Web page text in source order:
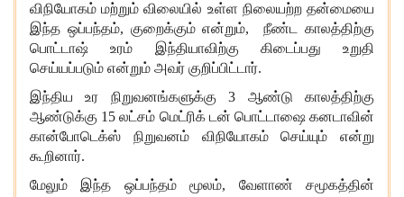
விநியோகம் மற்றும் விலையில் உள்ள நிலையற்ற தன்மையை
இந்த ஒப்பந்தம், குறைக்கும் என்றும், நீண்ட காலத்திற்கு
பொட்டாஷ் உரம் இந்தியாவிற்கு கிடைப்பது உறுதி
செய்யப்படும் என்றும் அவர் குறிப்பிட்டார்.
இந்திய உர நிறுவனங்களுக்கு 3 ஆண்டு காலத்திற்கு
ஆண்டுக்கு 15 லட்சம் மெட்ரிக் டன் பொட்டாஷை கனடாவின்
கான்போடெக்ஸ் நிறுவனம் விநியோகம் செய்யும் என்று
கூறினார்.
மேலும் இந்த ஒப்பந்தம் மூலம், வேளாண் சமூகத்தின்